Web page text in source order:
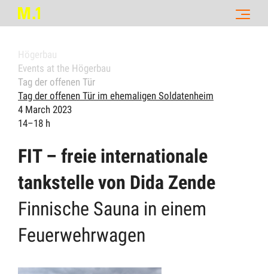
Högerbau
Events at the Högerbau
Tag der offenen Tür
Tag der offenen Tür im ehemaligen Soldatenheim
4 March 2023
14–18 h
FIT – freie internationale
tankstelle von Dida Zende
Finnische Sauna in einem
Feuerwehrwagen